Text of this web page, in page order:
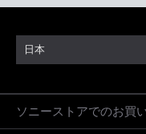
日本
ソニーストアでのお買